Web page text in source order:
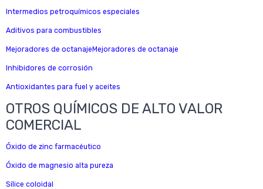
Intermedios petroquímicos especiales
Aditivos para combustibles
Mejoradores de octanajeMejoradores de octanaje
Inhibidores de corrosión
Antioxidantes para fuel y aceites
OTROS QUÍMICOS DE ALTO VALOR
COMERCIAL
Óxido de zinc farmacéutico
Óxido de magnesio alta pureza
Sílice coloidal